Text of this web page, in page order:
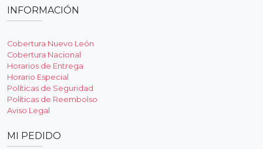
INFORMACIÓN
Cobertura Nuevo León
Cobertura Nacional
Horarios de Entrega
Horario Especial
Políticas de Seguridad
Políticas de Reembolso
Aviso Legal
MI PEDIDO